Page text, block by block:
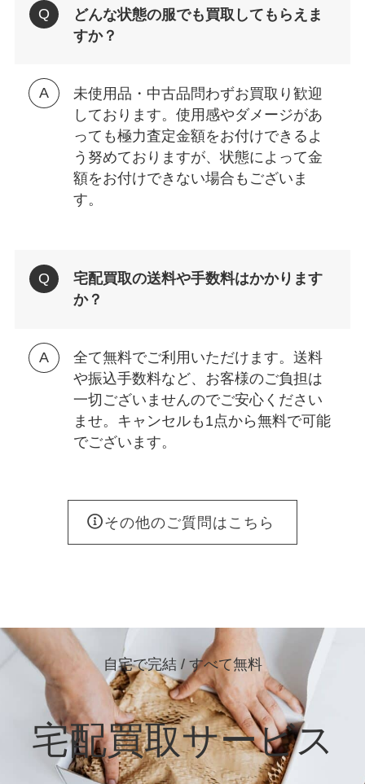
どんな状態の服でも買取してもらえま
すか？
未使用品・中古品問わずお買取り歓迎
しております。使用感やダメージがあ
っても極力査定金額をお付けできるよ
う努めておりますが、状態によって金
額をお付けできない場合もございま
す。
宅配買取の送料や手数料はかかります
か？
全て無料でご利用いただけます。送料
や振込手数料など、お客様のご負担は
一切ございませんのでご安心ください
ませ。キャンセルも1点から無料で可能
でございます。
その他のご質問はこちら
自宅で完結 / すべて無料
宅配買取サービス